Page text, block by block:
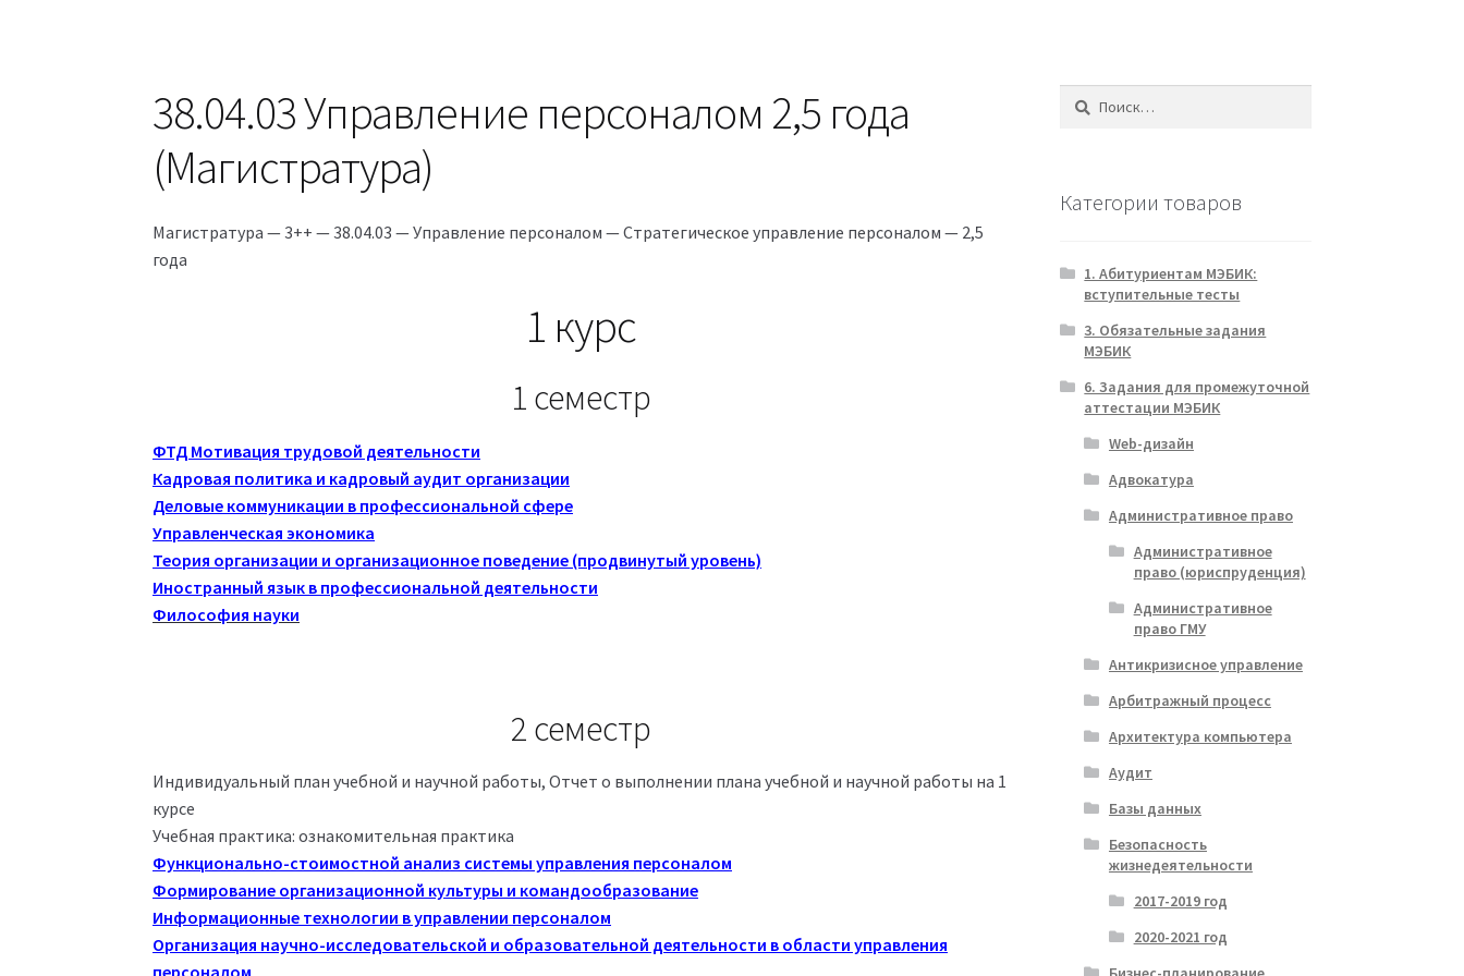
38.04.03 Управление персоналом 2,5 года
(Магистратура)
Магистратура — 3++ — 38.04.03 — Управление персоналом — Стратегическое управление персоналом — 2,5
года
1 курс
1 семестр
ФТД Мотивация трудовой деятельности
Кадровая политика и кадровый аудит организации
Деловые коммуникации в профессиональной сфере
Управленческая экономика
Теория организации и организационное поведение (продвинутый уровень)
Иностранный язык в профессиональной деятельности
Философия науки
2 семестр
Индивидуальный план учебной и научной работы, Отчет о выполнении плана учебной и научной работы на 1
курсе
Учебная практика: ознакомительная практика
Функционально-стоимостной анализ системы управления персоналом
Формирование организационной культуры и командообразование
Информационные технологии в управлении персоналом
Организация научно-исследовательской и образовательной деятельности в области управления
Найти:
Категории товаров
1. Абитуриентам МЭБИК:
вступительные тесты
3. Обязательные задания
МЭБИК
6. Задания для промежуточной
аттестации МЭБИК
Web-дизайн
Адвокатура
Административное право
Административное
право (юриспруденция)
Административное
право ГМУ
Антикризисное управление
Арбитражный процесс
Архитектура компьютера
Аудит
Базы данных
Безопасность
жизнедеятельности
2017-2019 год
2020-2021 год